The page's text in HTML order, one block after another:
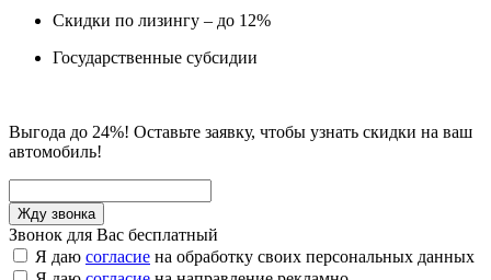
Скидки по лизингу – до 12%
Государственные субсидии
Выгода до 24%! Оставьте заявку, чтобы узнать скидки на ваш
автомобиль!
Звонок для Вас бесплатный
Я даю согласие на обработку своих персональных данных